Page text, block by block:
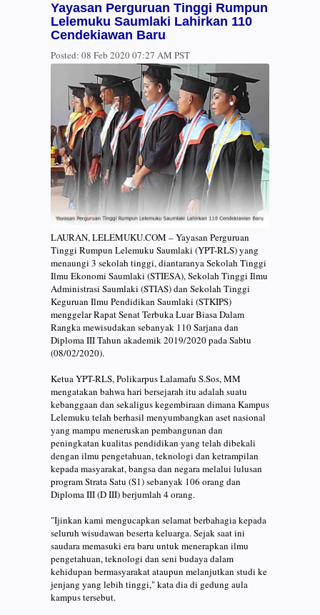
Yayasan Perguruan Tinggi Rumpun
Lelemuku Saumlaki Lahirkan 110
Cendekiawan Baru
Posted: 08 Feb 2020 07:27 AM PST
LAURAN, LELEMUKU.COM – Yayasan Perguruan
Tinggi Rumpun Lelemuku Saumlaki (YPT-RLS) yang
menaungi 3 sekolah tinggi, diantaranya Sekolah Tinggi
Ilmu Ekonomi Saumlaki (STIESA), Sekolah Tinggi Ilmu
Administrasi Saumlaki (STIAS) dan Sekolah Tinggi
Keguruan Ilmu Pendidikan Saumlaki (STKIPS)
menggelar Rapat Senat Terbuka Luar Biasa Dalam
Rangka mewisudakan sebanyak 110 Sarjana dan
Diploma III Tahun akademik 2019/2020 pada Sabtu
(08/02/2020).
Ketua YPT-RLS, Polikarpus Lalamafu S.Sos, MM
mengatakan bahwa hari bersejarah itu adalah suatu
kebanggaan dan sekaligus kegembiraan dimana Kampus
Lelemuku telah berhasil menyumbangkan aset nasional
yang mampu meneruskan pembangunan dan
peningkatan kualitas pendidikan yang telah dibekali
dengan ilmu pengetahuan, teknologi dan ketrampilan
kepada masyarakat, bangsa dan negara melalui lulusan
program Strata Satu (S1) sebanyak 106 orang dan
Diploma III (D III) berjumlah 4 orang.
"Ijinkan kami mengucapkan selamat berbahagia kepada
seluruh wisudawan beserta keluarga. Sejak saat ini
saudara memasuki era baru untuk menerapkan ilmu
pengetahuan, teknologi dan seni budaya dalam
kehidupan bermasyarakat ataupun melanjutkan studi ke
jenjang yang lebih tinggi," kata dia di gedung aula
kampus tersebut.